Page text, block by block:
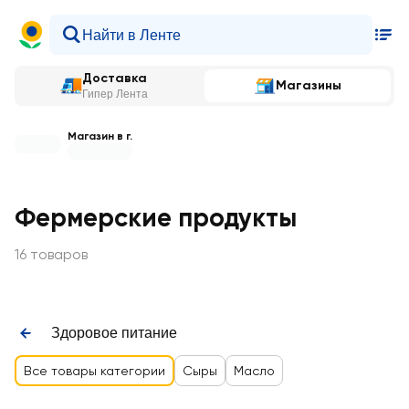
Доставка
Гипер Лента
Магазины
Магазин в г.
Фермерские продукты
16 товаров
Здоровое питание
Все товары категории Сыры Масло